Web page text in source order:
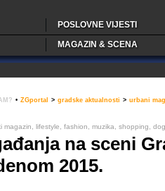
POSLOVNE VIJESTI
MAGAZIN & SCENA
• ZGportal > gradske aktualnosti > urbani
magazin, lifestyle, fashion, muzika, shopping,
na sceni
2015.